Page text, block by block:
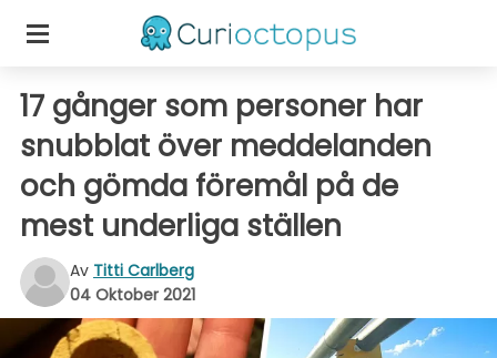
17 gånger som personer har
snubblat över meddelanden
och gömda föremål på de
mest underliga ställen
Av Titti Carlberg
04 Oktober 2021